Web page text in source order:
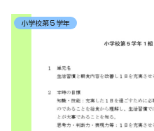
小学校第５学年